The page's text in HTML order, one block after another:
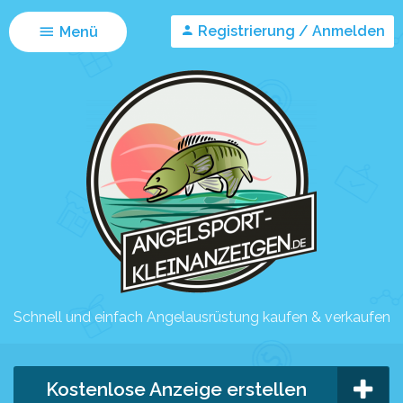
Menü Registrierung / Anmelden
Schnell und einfach Angelausrüstung kaufen & verkaufen
Kostenlose Anzeige erstellen